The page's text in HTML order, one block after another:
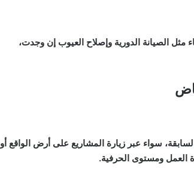
مثل الصيانة الدورية وإصلاح العيوب إن وجدت،
سواء عبر زيارة المشاريع على أرض الواقع أو
العمل ومستوى الحرفية.